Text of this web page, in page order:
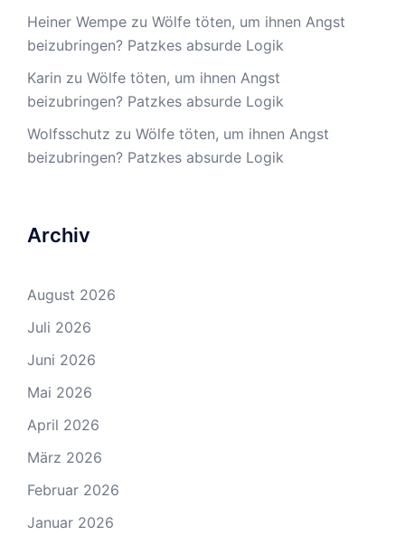
Heiner Wempe zu Wölfe töten, um ihnen Angst
beizubringen? Patzkes absurde Logik
Karin zu Wölfe töten, um ihnen Angst
beizubringen? Patzkes absurde Logik
Wolfsschutz zu Wölfe töten, um ihnen Angst
beizubringen? Patzkes absurde Logik
Archiv
August 2026
Juli 2026
Juni 2026
Mai 2026
April 2026
März 2026
Februar 2026
Januar 2026